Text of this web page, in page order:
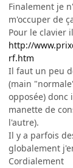
Finalement je
m'occuper de
Pour le clavier
http://
rf.htm
Il faut un peu
(main
opposée) donc
manette de
l'autre).
Il y a parfois
globalement
Cordialement